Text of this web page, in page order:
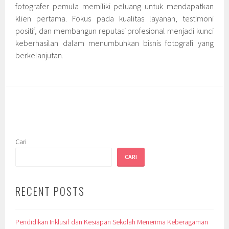
fotografer pemula memiliki peluang untuk mendapatkan
klien pertama. Fokus pada kualitas layanan, testimoni
positif, dan membangun reputasi profesional menjadi kunci
keberhasilan dalam menumbuhkan bisnis fotografi yang
berkelanjutan.
Cari
CARI
RECENT POSTS
Pendidikan Inklusif dan Kesiapan Sekolah Menerima Keberagaman